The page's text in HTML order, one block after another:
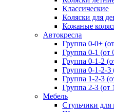
Классические
Коляски для
Кожаные
Автокресла
Группа 0-0+
Группа 0-1 (от
Группа 0-1-2
Группа 0-1-2-3
Группа 1-2-3
Группа 2-3 (от
Мебель
Cтульчики для